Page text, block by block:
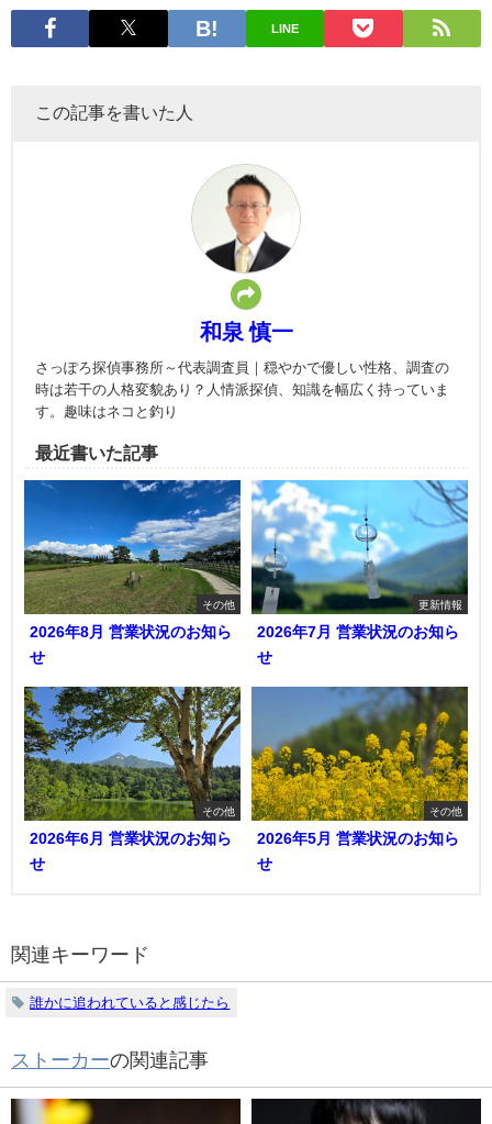
LINE
この記事を書いた人
和泉 慎一
さっぽろ探偵事務所～代表調査員｜穏やかで優しい性格、調査の
時は若干の人格変貌あり？人情派探偵、知識を幅広く持っていま
す。趣味はネコと釣り
最近書いた記事
その他
2026年8月 営業状況のお知ら
せ
更新情報
2026年7月 営業状況のお知ら
せ
その他
2026年6月 営業状況のお知ら
せ
その他
2026年5月 営業状況のお知ら
せ
関連キーワード
誰かに追われていると感じたら
ストーカーの関連記事